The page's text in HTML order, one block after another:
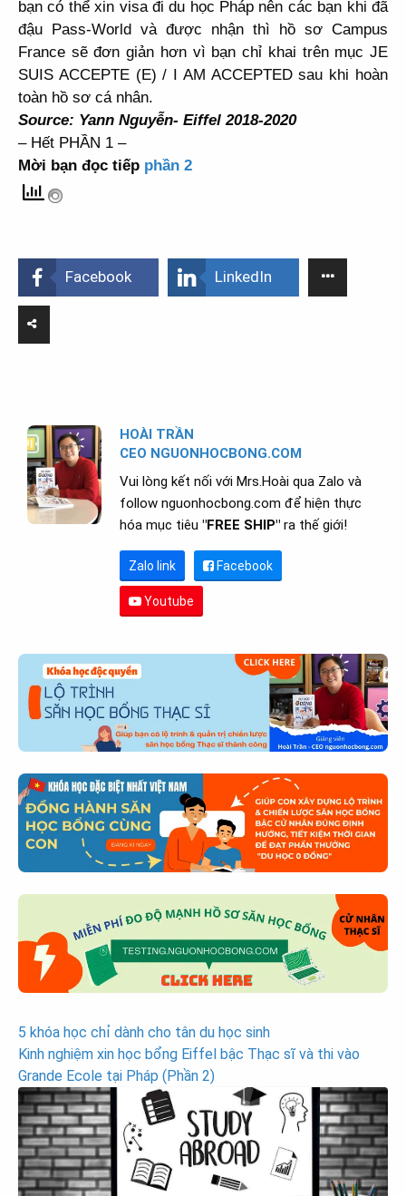
bạn có thể xin visa đi du học Pháp nên các bạn khi đã
đậu Pass-World và được nhận thì hồ sơ Campus
France sẽ đơn giản hơn vì bạn chỉ khai trên mục JE
SUIS ACCEPTE (E) / I AM ACCEPTED sau khi hoàn
toàn hồ sơ cá nhân.
Source: Yann Nguyễn- Eiffel 2018-2020
– Hết PHẦN 1 –
Mời bạn đọc tiếp phần 2
Facebook LinkedIn
HOÀI TRẦN
CEO NGUONHOCBONG.COM
Vui lòng kết nối với Mrs.Hoài qua Zalo và
follow nguonhocbong.com để hiện thực
hóa mục tiêu "FREE SHIP" ra thế giới!
Zalo link Facebook
Youtube
Post
navigation
5 khóa học chỉ dành cho tân du học sinh
Kinh nghiệm xin học bổng Eiffel bậc Thạc sĩ và thi vào
Grande Ecole tại Pháp (Phần 2)